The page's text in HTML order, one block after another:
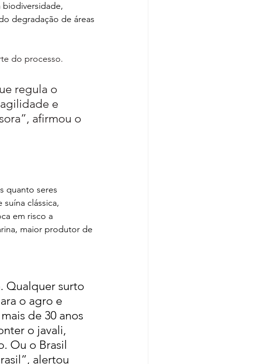
biodiversidade,
degradação de áreas
do processo.
regula o
e
afirmou o
quanto seres
clássica,
em risco a
maior produtor de
Qualquer surto
o agro e
de 30 anos
o javali,
Ou o Brasil
alertou